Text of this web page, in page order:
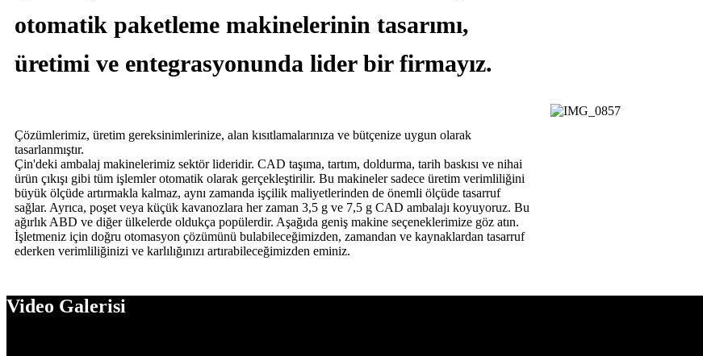
otomatik paketleme makinelerinin tasarımı,
üretimi ve entegrasyonunda lider bir firmayız.
Çözümlerimiz, üretim gereksinimlerinize, alan kısıtlamalarınıza ve bütçenize uygun olarak
tasarlanmıştır.
Çin'deki ambalaj makinelerimiz sektör lideridir. CAD taşıma, tartım, doldurma, tarih baskısı ve nihai
ürün çıkışı gibi tüm işlemler otomatik olarak gerçekleştirilir. Bu makineler sadece üretim verimliliğini
büyük ölçüde artırmakla kalmaz, aynı zamanda işçilik maliyetlerinden de önemli ölçüde tasarruf
sağlar. Ayrıca, poşet veya küçük kavanozlara her zaman 3,5 g ve 7,5 g CAD ambalajı koyuyoruz. Bu
ağırlık ABD ve diğer ülkelerde oldukça popülerdir. Aşağıda geniş makine seçeneklerimize göz atın.
İşletmeniz için doğru otomasyon çözümünü bulabileceğimizden, zamandan ve kaynaklardan tasarruf
ederken verimliliğinizi ve karlılığınızı artırabileceğimizden eminiz.
Video Galerisi